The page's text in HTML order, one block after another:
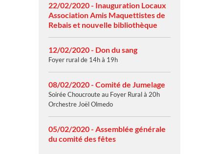
22/02/2020 - Inauguration Locaux
Association Amis Maquettistes de
Rebais et nouvelle bibliothèque
12/02/2020 - Don du sang
Foyer rural de 14h à 19h
08/02/2020 - Comité de Jumelage
Soirée Choucroute au Foyer Rural à 20h
Orchestre Joël Olmedo
05/02/2020 - Assemblée générale
du comité des fêtes